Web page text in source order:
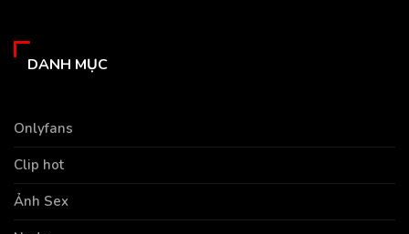
DANH MỤC
Onlyfans
Clip hot
Ảnh Sex